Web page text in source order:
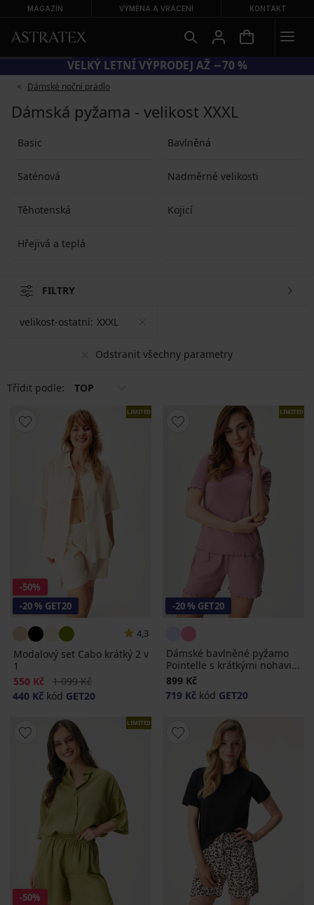
MAGAZÍN VÝMĚNA A VRÁCENÍ KONTAKT
VELKÝ LETNÍ VÝPRODEJ AŽ −70 %
Dámské noční prádlo
Dámská pyžama - velikost XXXL
Basic Bavlněná
Saténová Nadměrné velikosti
Těhotenská Kojicí
Hřejivá a teplá
FILTRY
Odstranit všechny parametry
velikost-ostatní: XXXL
Třídit podle: TOP
LIMITED
-50%
-20 % GET20
4,3
Modalový set Cabo krátký 2 v
1
Sleva
550 Kč Původní cena
1 099 Kč
440 Kč kód GET20
LIMITED
-20 % GET20
Dámské bavlněné pyžamo
Pointelle s krátkými nohavi...
899 Kč
719 Kč kód GET20
LIMITED
-50%